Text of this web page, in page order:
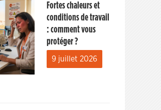
Fortes chaleurs et
conditions de travail
: comment vous
protéger ?
9 juillet 2026